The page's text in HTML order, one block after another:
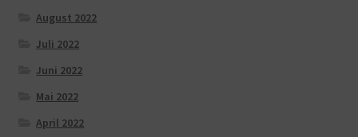
August 2022
Juli 2022
Juni 2022
Mai 2022
April 2022